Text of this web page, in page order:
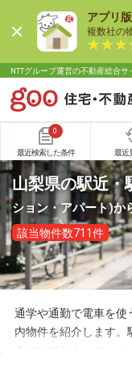
アプリ
複数社の
NTTグループ運営の不動産総合サ
0
最近検索した条件 最近
山梨県の駅近・
ション・アパート)か
該当物件数711件
通学や通勤で電車を使
内物件を紹介します
るだけでなく、スー
とも魅力。物件数も